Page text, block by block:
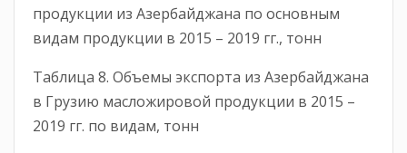
продукции из Азербайджана по основным
видам продукции в 2015 – 2019 гг., тонн
Таблица 8. Объемы экспорта из Азербайджана
в Грузию масложировой продукции в 2015 –
2019 гг. по видам, тонн